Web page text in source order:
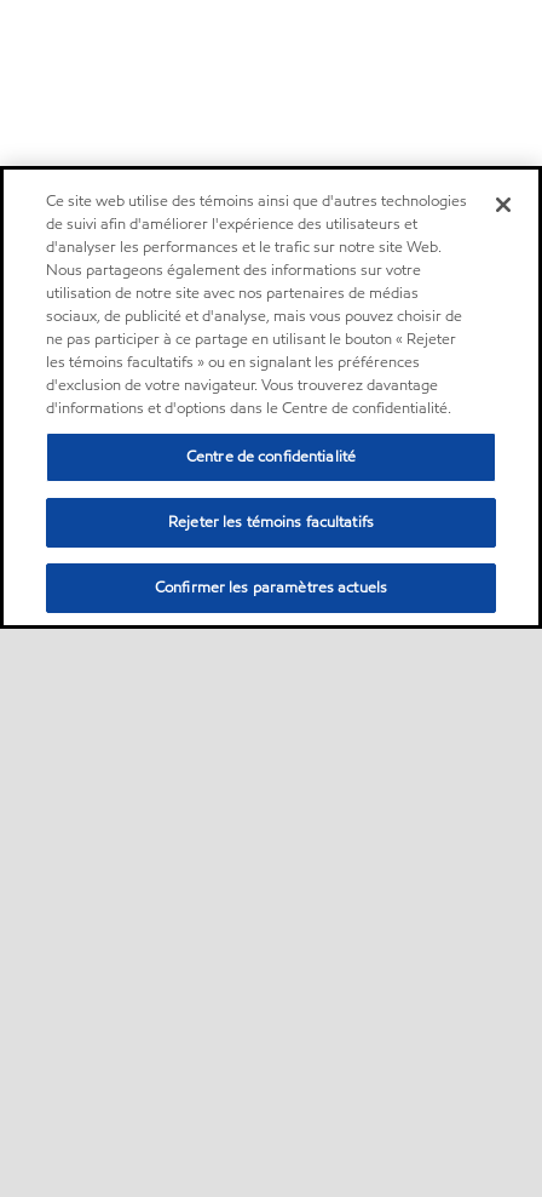
Ce site web utilise des témoins ainsi que d'autres technologies
de suivi afin d'améliorer l'expérience des utilisateurs et
d'analyser les performances et le trafic sur notre site Web.
Nous partageons également des informations sur votre
utilisation de notre site avec nos partenaires de médias
sociaux, de publicité et d'analyse, mais vous pouvez choisir de
ne pas participer à ce partage en utilisant le bouton « Rejeter
les témoins facultatifs » ou en signalant les préférences
d'exclusion de votre navigateur. Vous trouverez davantage
d'informations et d'options dans le Centre de confidentialité.
Centre de confidentialité
Rejeter les témoins facultatifs
Confirmer les paramètres actuels